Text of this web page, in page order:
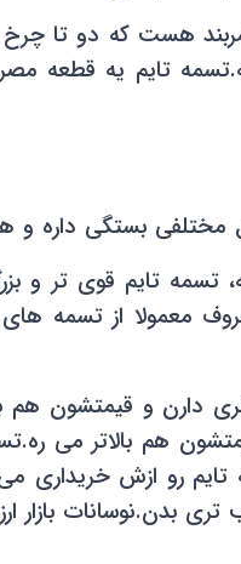
هست که دو تا
تایم یه
معمولا از تسمه
دارن و قیمتشون
هم بالاتر می
رو ازش خریداری